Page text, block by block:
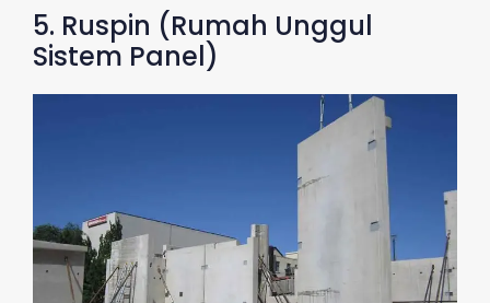
5. Ruspin (Rumah Unggul
Sistem Panel)